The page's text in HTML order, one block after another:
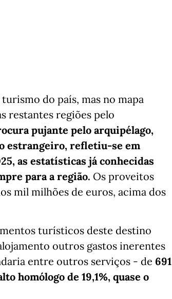
do país, mas no mapa
restantes regiões pelo
pujante pelo arquipélago,
estrangeiro, refletiu-se em
as estatísticas já conhecidas
para a região. Os proveitos
mil milhões de euros, acima dos
turísticos deste destino
outros gastos inerentes
entre outros serviços - de 691
homólogo de 19,1%, quase o